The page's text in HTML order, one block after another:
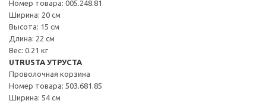
Номер товара: 005.248.81
Ширина: 20 см
Высота: 15 см
Длина: 22 см
Вес: 0.21 кг
UTRUSTA УТРУСТА
Проволочная корзина
Номер товара: 503.681.85
Ширина: 54 см